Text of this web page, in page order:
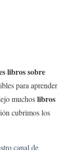
libros sobre
para aprender
muchoslibros
cubrimos los
canal de